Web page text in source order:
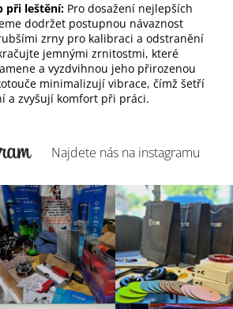
při leštění: Pro dosažení nejlepších
dodržet postupnou návaznost
zrny pro kalibraci a odstranění
jemnými zrnitostmi, které
a vyzdvihnou jeho přirozenou
minimalizují vibrace, čímž šetří
a zvyšují komfort při práci.
Najdete nás na instagramu